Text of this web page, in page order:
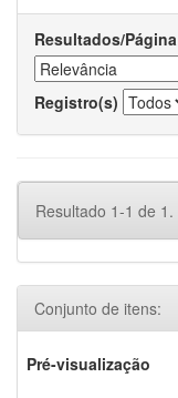
Resultados/Página
Registro(s)
Resultado 1-1 de 1.
Conjunto de itens:
Pré-visualização